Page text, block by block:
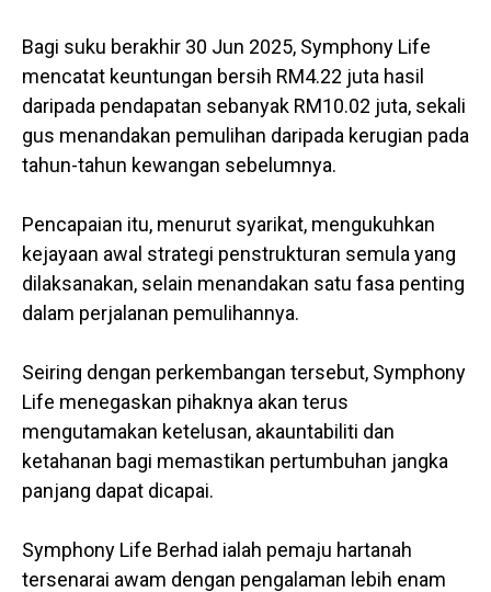
Bagi suku berakhir 30 Jun 2025, Symphony Life
mencatat keuntungan bersih RM4.22 juta hasil
daripada pendapatan sebanyak RM10.02 juta, sekali
gus menandakan pemulihan daripada kerugian pada
tahun-tahun kewangan sebelumnya.
Pencapaian itu, menurut syarikat, mengukuhkan
kejayaan awal strategi penstrukturan semula yang
dilaksanakan, selain menandakan satu fasa penting
dalam perjalanan pemulihannya.
Seiring dengan perkembangan tersebut, Symphony
Life menegaskan pihaknya akan terus
mengutamakan ketelusan, akauntabiliti dan
ketahanan bagi memastikan pertumbuhan jangka
panjang dapat dicapai.
Symphony Life Berhad ialah pemaju hartanah
tersenarai awam dengan pengalaman lebih enam